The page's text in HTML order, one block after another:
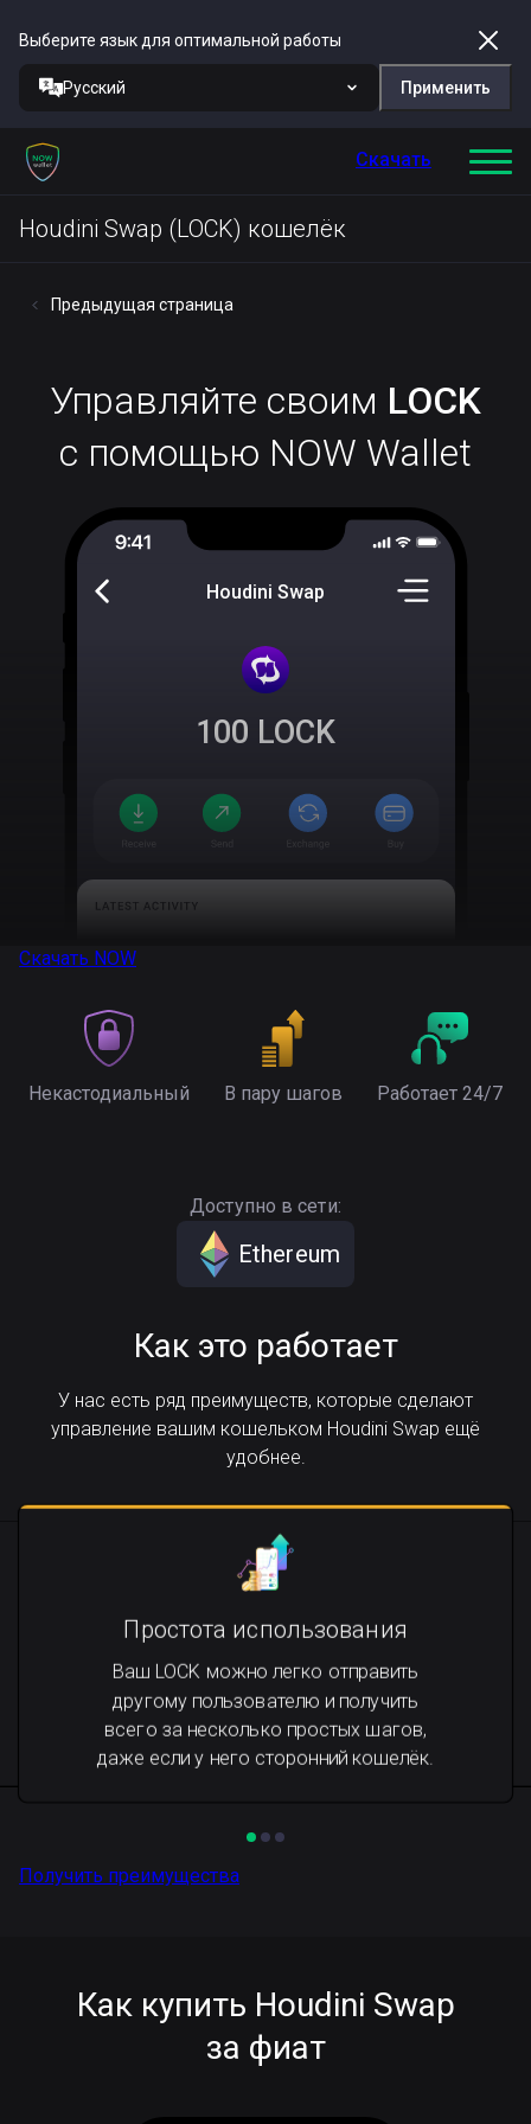
Выберите язык для оптимальной работы
Русский Применить
Скачать
Houdini Swap (LOCK) кошелёк
Предыдущая страница
Управляйте своим LOCK
с помощью NOW Wallet
Houdini Swap
100 LOCK
Скачать NOW
Некастодиальный В пару шагов Работает 24/7
Доступно в сети:
Ethereum
Как это работает
У нас есть ряд преимуществ, которые сделают
управление вашим кошельком Houdini Swap ещё
удобнее.
Простота использования
Ваш LOCK можно легко отправить
другому пользователю и получить
всего за несколько простых шагов,
даже если у него сторонний кошелёк.
Получить преимущества
Как купить Houdini Swap
за фиат